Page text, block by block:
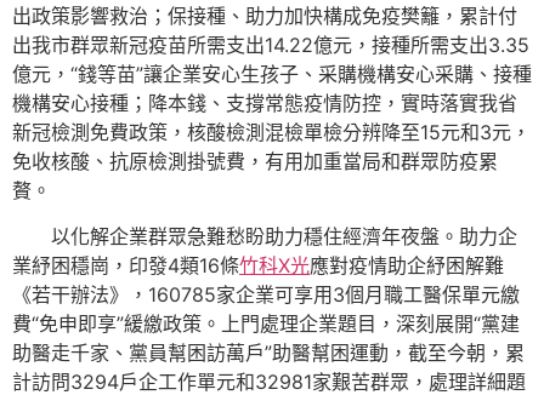
出政策影響救治；保接種、助力加快構成免疫樊籬，累計付
出我市群眾新冠疫苗所需支出14.22億元，接種所需支出3.35
億元，“錢等苗”讓企業安心生孩子、采購機構安心采購、接種
機構安心接種；降本錢、支撐常態疫情防控，實時落實我省
新冠檢測免費政策，核酸檢測混檢單檢分辨降至15元和3元，
免收核酸、抗原檢測掛號費，有用加重當局和群眾防疫累
贅。
以化解企業群眾急難愁盼助力穩住經濟年夜盤。助力企
業紓困穩崗，印發4類16條竹科X光應對疫情助企紓困解難
《若干辦法》，160785家企業可享用3個月職工醫保單元繳
費“免申即享”緩繳政策。上門處理企業題目，深刻展開“黨建
助醫走千家、黨員幫困訪萬戶”助醫幫困運動，截至今朝，累
計訪問3294戶企工作單元和32981家艱苦群眾，處理詳細題